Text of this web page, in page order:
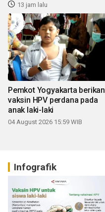
13 jam lalu
Pemkot Yogyakarta berikan
vaksin HPV perdana pada
anak laki-laki
04 August 2026 15:59 WIB
Infografik